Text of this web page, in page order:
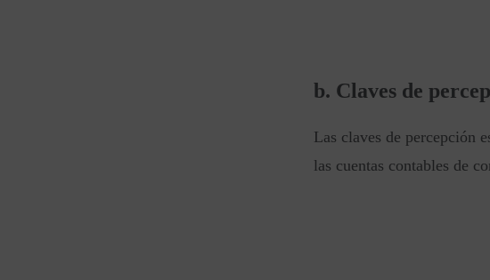
b. Claves de
Las claves de percepción
las cuentas contables de